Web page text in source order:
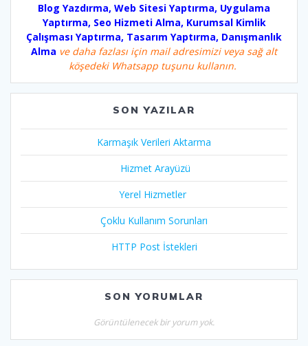
Blog Yazdırma, Web Sitesi Yaptırma, Uygulama
Yaptırma, Seo Hizmeti Alma, Kurumsal Kimlik
Çalışması Yaptırma, Tasarım Yaptırma, Danışmanlık
Alma ve daha fazlası için mail adresimizi veya sağ alt
köşedeki Whatsapp tuşunu kullanın.
SON YAZILAR
Karmaşık Verileri Aktarma
Hizmet Arayüzü
Yerel Hizmetler
Çoklu Kullanım Sorunları
HTTP Post İstekleri
SON YORUMLAR
Görüntülenecek bir yorum yok.